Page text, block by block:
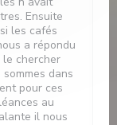
Ensuite
les cafés
a répondu
chercher
dans
pour ces
au
il nous